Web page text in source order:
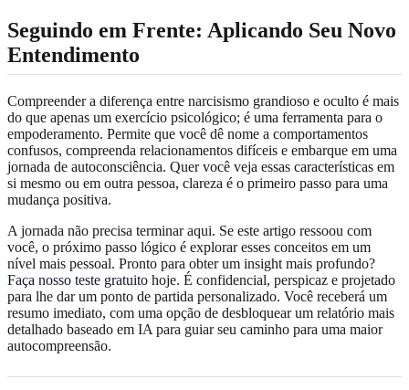
Seguindo em Frente: Aplicando Seu Novo
Entendimento
Compreender a diferença entre narcisismo grandioso e oculto é mais
do que apenas um exercício psicológico; é uma ferramenta para o
empoderamento. Permite que você dê nome a comportamentos
confusos, compreenda relacionamentos difíceis e embarque em uma
jornada de autoconsciência. Quer você veja essas características em
si mesmo ou em outra pessoa, clareza é o primeiro passo para uma
mudança positiva.
A jornada não precisa terminar aqui. Se este artigo ressoou com
você, o próximo passo lógico é explorar esses conceitos em um
nível mais pessoal. Pronto para obter um insight mais profundo?
Faça nosso teste gratuito hoje. É confidencial, perspicaz e projetado
para lhe dar um ponto de partida personalizado. Você receberá um
resumo imediato, com uma opção de desbloquear um relatório mais
detalhado baseado em IA para guiar seu caminho para uma maior
autocompreensão.